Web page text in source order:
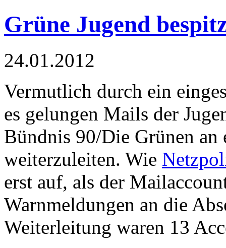
Grüne Jugend
24.01.2012
Vermutlich durch ein
es gelungen Mails der
Bündnis 90/Die Grünen
weiterzuleiten. Wie
erst auf, als der
Warnmeldungen an die
Weiterleitung waren 13